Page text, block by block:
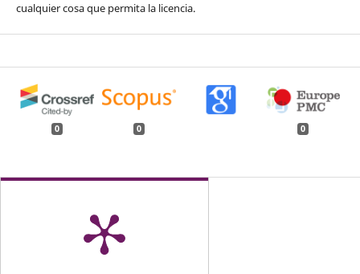
cualquier cosa que permita la licencia.
0 0 0